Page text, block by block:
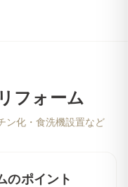
フォーム
ン化・食洗機設置など
のポイント